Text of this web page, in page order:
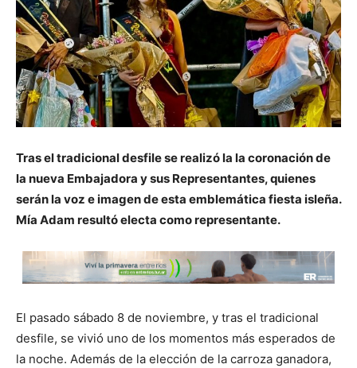
Tras el tradicional desfile se realizó la la coronación de
la nueva Embajadora y sus Representantes, quienes
serán la voz e imagen de esta emblemática fiesta isleña.
Mía Adam resultó electa como representante.
El pasado sábado 8 de noviembre, y tras el tradicional
desfile, se vivió uno de los momentos más esperados de
la noche. Además de la elección de la carroza ganadora,